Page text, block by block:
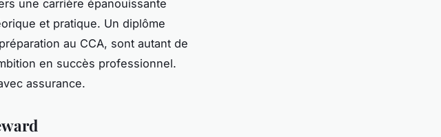
une carrière épanouissante
et pratique. Un diplôme
au CCA, sont autant de
en succès professionnel.
assurance.